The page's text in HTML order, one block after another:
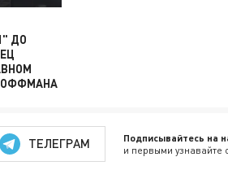
ДО
ТЕЛЕГРАМ Подписывайтесь на
и первыми узнавайте